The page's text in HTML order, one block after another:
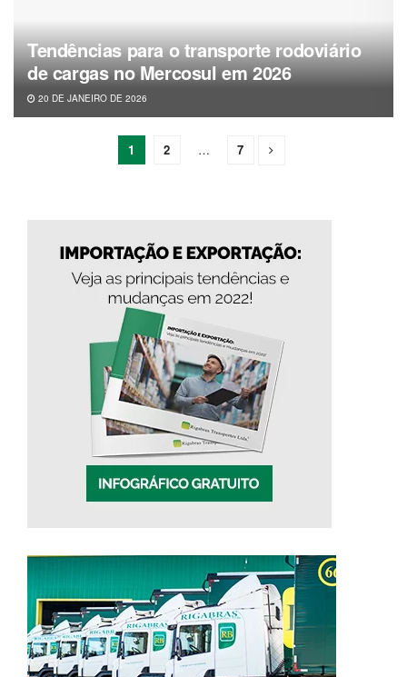
Tendências para o transporte rodoviário
de cargas no Mercosul em 2026
20 DE JANEIRO DE 2026
1 2 … 7